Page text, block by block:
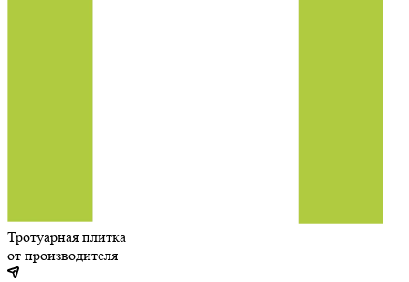
Тротуарная плитка
от производителя